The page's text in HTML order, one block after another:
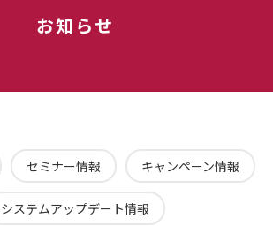
お知らせ
セミナー情報 キャンペーン情報
システムアップデート情報